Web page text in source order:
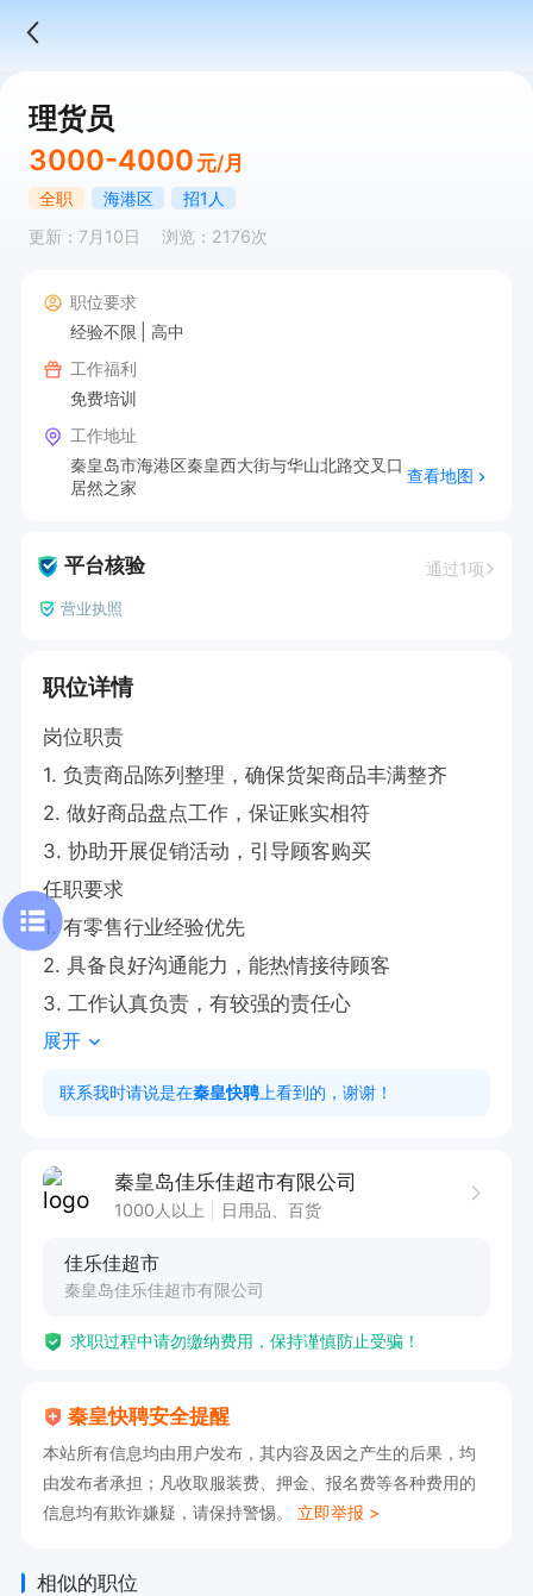
理货员
3000-4000 元/月
全职 海港区
招1人
更新：7月10日
浏览：2176次
职位要求
经验不限
高中
工作福利
免费培训
工作地址
秦皇岛市海港区秦皇西大街与华山北路交叉口
居然之家
查看地图
平台核验 通过1项
营业执照
职位详情
岗位职责
1. 负责商品陈列整理，确保货架商品丰满整齐
2. 做好商品盘点工作，保证账实相符
3. 协助开展促销活动，引导顾客购买
任职要求
1. 有零售行业经验优先
2. 具备良好沟通能力，能热情接待顾客
3. 工作认真负责，有较强的责任心
展开
联系我时请说是在秦皇快聘 上看到的，谢谢！
秦皇岛佳乐佳超市有限公司
1000人以上 日用品、百货
佳乐佳超市
秦皇岛佳乐佳超市有限公司
求职过程中请勿缴纳费用，保持谨慎防止受骗！
秦皇快聘安全提醒
本站所有信息均由用户发布，其内容及因之产生的后果，均
由发布者承担；凡收取服装费、押金、报名费等各种费用的
信息均有欺诈嫌疑，请保持警惕。 立即举报 >
相似的职位